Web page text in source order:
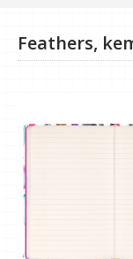
Feathers,